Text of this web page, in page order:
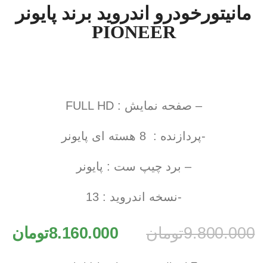
مانیتورخودرو اندروید برند پایونر
PIONEER
– صفحه نمایش : FULL HD
-پردازنده : 8 هسته ای پایونر
– برد چیپ ست : پایونر
-نسخه اندروید : 13
9.800.000تومان 8.160.000تومان